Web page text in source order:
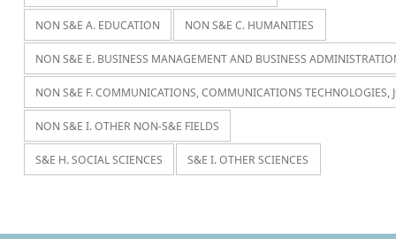
NON S&E A. EDUCATION NON S&E C. HUMANITIES
NON S&E E. BUSINESS MANAGEMENT AND BUSINESS
NON S&E F. COMMUNICATIONS, COMMUNICATIONS TECHNOLOGIES,
NON S&E I. OTHER NON-S&E FIELDS
S&E H. SOCIAL SCIENCES S&E I. OTHER SCIENCES